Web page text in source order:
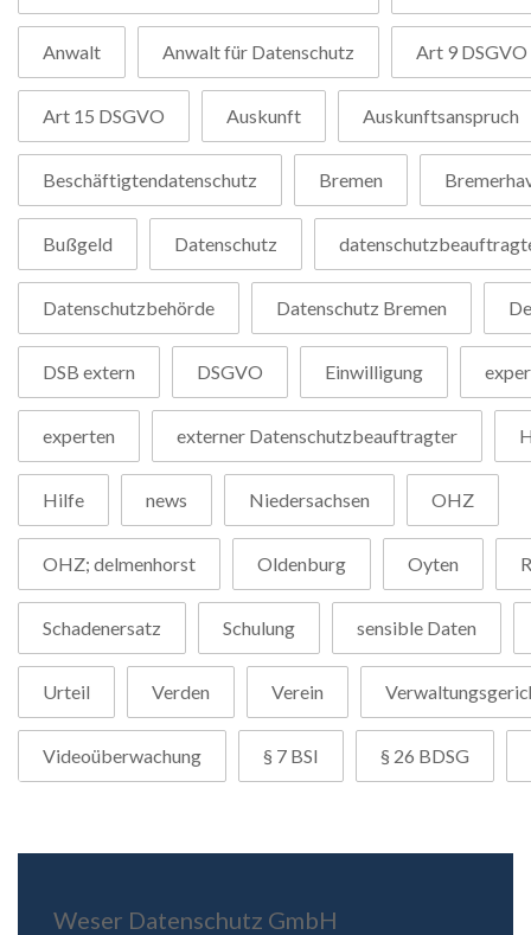
Anwalt Anwalt für Datenschutz Art 9 DSGVO
Art 15 DSGVO Auskunft Auskunftsanspruch
Beschäftigtendatenschutz Bremen
Bußgeld Datenschutz
Datenschutzbehörde Datenschutz Bremen
DSB extern DSGVO Einwilligung
experten externer Datenschutzbeauftragter
Hilfe news Niedersachsen OHZ
OHZ; delmenhorst Oldenburg Oyten
Schadenersatz Schulung sensible Daten
Urteil Verden Verein
Videoüberwachung § 7 BSI § 26 BDSG
Weser Datenschutz GmbH